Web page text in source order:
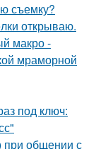
съемку?
открываю.
макро -
мраморной
под ключ:
при общении с